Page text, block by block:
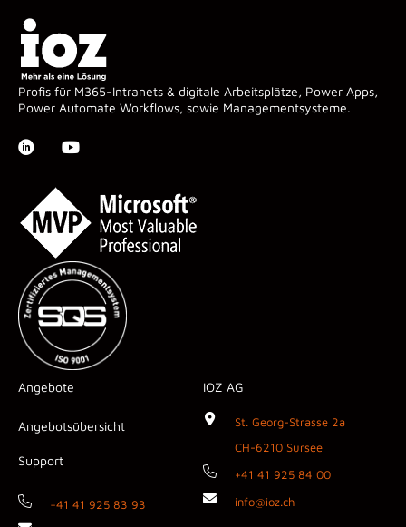
Profis für M365-Intranets & digitale Arbeitsplätze, Power Apps,
Power Automate Workflows, sowie Managementsysteme.
Angebote
Angebotsübersicht
Support
+41 41 925 83 93
IOZ AG
St. Georg-Strasse 2a
CH-6210 Sursee
+41 41 925 84 00
info@ioz.ch